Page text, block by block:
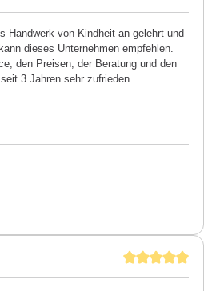
Handwerk von Kindheit an gelehrt und
dieses Unternehmen empfehlen.
den Preisen, der Beratung und den
3 Jahren sehr zufrieden.